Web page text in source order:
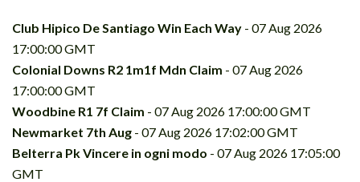
Club Hipico De Santiago Win Each Way - 07 Aug 2026
17:00:00 GMT
Colonial Downs R2 1m1f Mdn Claim - 07 Aug 2026
17:00:00 GMT
Woodbine R1 7f Claim - 07 Aug 2026 17:00:00 GMT
Newmarket 7th Aug - 07 Aug 2026 17:02:00 GMT
Belterra Pk Vincere in ogni modo - 07 Aug 2026 17:05:00
GMT